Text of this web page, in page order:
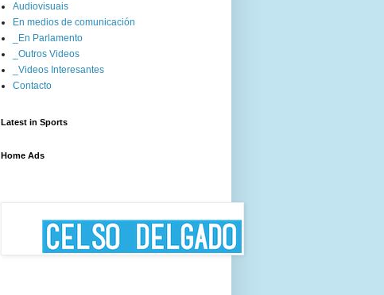
Audiovisuais
En medios de comunicación
_En Parlamento
_Outros Videos
_Videos Interesantes
Contacto
Latest in Sports
Home Ads